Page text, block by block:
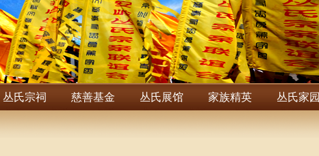
丛氏宗祠 慈善基金 丛氏展馆 家族精英 丛氏家园